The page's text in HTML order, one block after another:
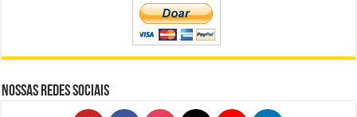
Nossas Redes Sociais